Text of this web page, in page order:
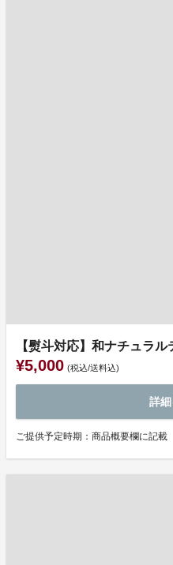
【熨斗対応】和ナチュラ
¥5,000 (税込/送料込)
詳
ご提供予定時期：商品概要欄に記載